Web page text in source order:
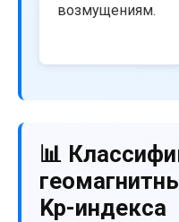
возмущениям.
📊
Kp-индекса